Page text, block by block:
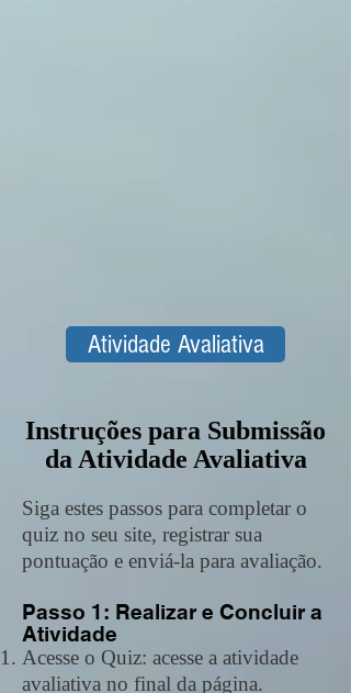
Atividade Avaliativa
Instruções para Submissão
da Atividade Avaliativa
Siga estes passos para completar o
quiz no seu site, registrar sua
pontuação e enviá-la para avaliação.
Passo 1: Realizar e Concluir a
Atividade
Acesse o Quiz: acesse a atividade
avaliativa no final da página.